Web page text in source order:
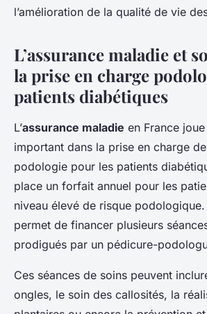
l’amélioration de la qualité de vie
L’assurance maladie et
la prise en charge
patients diabétiques
L’assurance maladie en France
important dans la prise en charge
podologie pour les patients
place un forfait annuel pour les
niveau élevé de risque
permet de financer plusieurs
prodigués par un pédicure-
Ces séances de soins peuvent
ongles, le soin des callosités, la